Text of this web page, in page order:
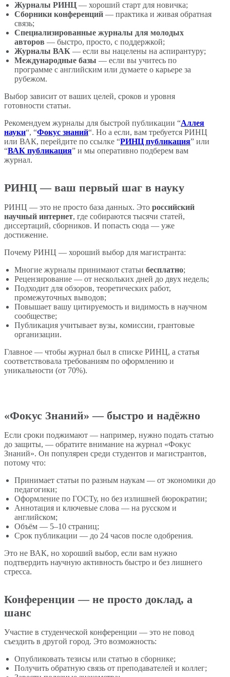
Журналы РИНЦ — хороший старт для новичка;
Сборники конференций — практика и живая обратная
связь;
Специализированные журналы для молодых
авторов — быстро, просто, с поддержкой;
Журналы ВАК — если вы нацелены на аспирантуру;
Международные базы — если вы учитесь по
программе с английским или думаете о карьере за
рубежом.
Выбор зависит от ваших целей, сроков и уровня
готовности статьи.
Рекомендуем журналы для быстрой публикации “Аллея
науки“, “Фокус знаний“. Но а если, вам требуется РИНЦ
или ВАК, перейдите по ссылке “РИНЦ публикация” или
“ВАК публикация” и мы оперативно подберем вам
журнал.
РИНЦ — ваш первый шаг в науку
РИНЦ — это не просто база данных. Это российский
научный интернет, где собираются тысячи статей,
диссертаций, сборников. И попасть сюда — уже
достижение.
Почему РИНЦ — хороший выбор для магистранта:
Многие журналы принимают статьи бесплатно;
Рецензирование — от нескольких дней до двух недель;
Подходит для обзоров, теоретических работ,
промежуточных выводов;
Повышает вашу цитируемость и видимость в научном
сообществе;
Публикация учитывает вузы, комиссии, грантовые
организации.
Главное — чтобы журнал был в списке РИНЦ, а статья
соответствовала требованиям по оформлению и
уникальности (от 70%).
«Фокус Знаний» — быстро и надёжно
Если сроки поджимают — например, нужно подать статью
до защиты, — обратите внимание на журнал «Фокус
Знаний». Он популярен среди студентов и магистрантов,
потому что:
Принимает статьи по разным наукам — от экономики до
педагогики;
Оформление по ГОСТу, но без излишней бюрократии;
Аннотация и ключевые слова — на русском и
английском;
Объём — 5–10 страниц;
Срок публикации — до 24 часов после одобрения.
Это не ВАК, но хороший выбор, если вам нужно
подтвердить научную активность быстро и без лишнего
стресса.
Конференции — не просто доклад, а
шанс
Участие в студенческой конференции — это не повод
съездить в другой город. Это возможность:
Опубликовать тезисы или статью в сборнике;
Получить обратную связь от преподавателей и коллег;